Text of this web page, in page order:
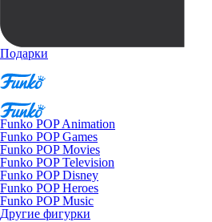
Подарки
Funko POP Animation
Funko POP Games
Funko POP Movies
Funko POP Television
Funko POP Disney
Funko POP Heroes
Funko POP Music
Другие фигурки